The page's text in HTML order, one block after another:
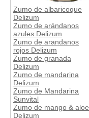
Zumo de albaricoque
Delizum
Zumo de arándanos
azules Delizum
Zumo de arandanos
rojos Delizum
Zumo de granada
Delizum
Zumo de mandarina
Delizum
Zumo de Mandarina
Sunvital
Zumo de mango & aloe
Delizum